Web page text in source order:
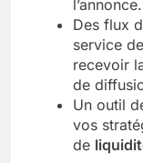
l’annonce.
Des flux
service
recevoir
de
Un outil
vos
de